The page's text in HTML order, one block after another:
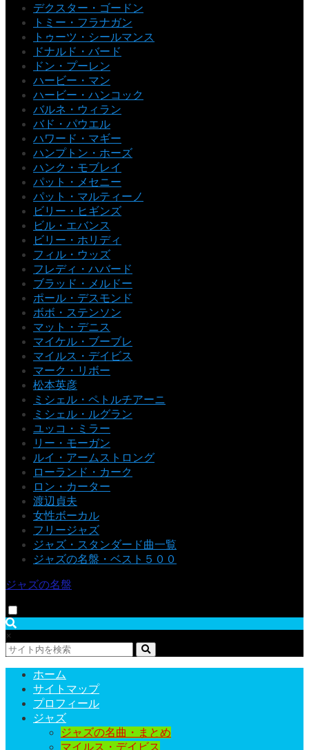
デクスター・ゴードン
トミー・フラナガン
トゥーツ・シールマンス
ドナルド・バード
ドン・プーレン
ハービー・マン
ハービー・ハンコック
バルネ・ウィラン
バド・パウエル
ハワード・マギー
ハンプトン・ホーズ
ハンク・モブレイ
パット・メセニー
パット・マルティーノ
ビリー・ヒギンズ
ビル・エバンス
ビリー・ホリディ
フィル・ウッズ
フレディ・ハバード
ブラッド・メルドー
ポール・デスモンド
ボボ・ステンソン
マット・デニス
マイケル・ブーブレ
マイルス・デイビス
マーク・リボー
松本英彦
ミシェル・ペトルチアーニ
ミシェル・ルグラン
ユッコ・ミラー
リー・モーガン
ルイ・アームストロング
ローランド・カーク
ロン・カーター
渡辺貞夫
女性ボーカル
フリージャズ
ジャズ・スタンダード曲一覧
ジャズの名盤・ベスト５００
ジャズの名盤
×
ホーム
サイトマップ
プロフィール
ジャズ
ジャズの名曲・まとめ
マイルス・デイビス